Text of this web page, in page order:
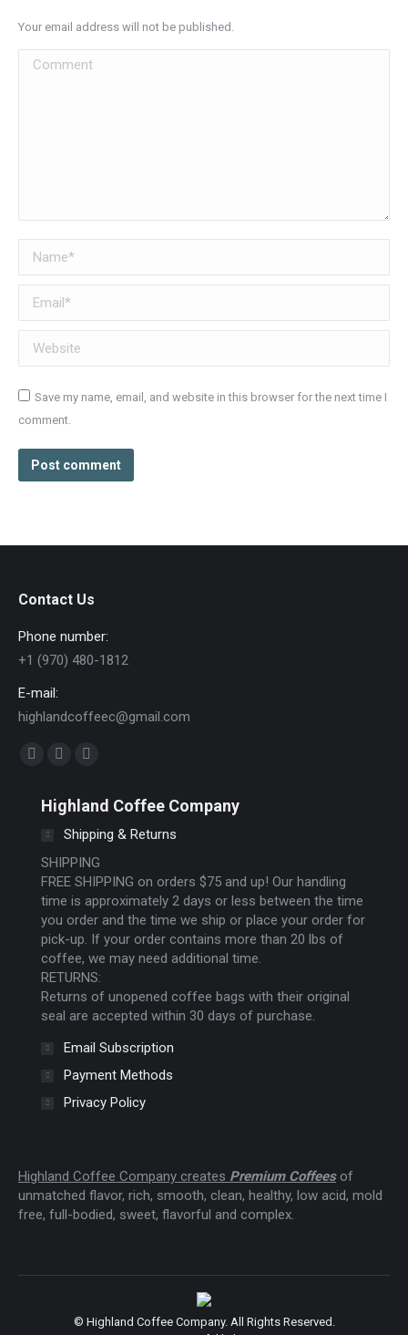
Your email address will not be published.
Comment
Name *
Email *
Website
Save my name, email, and website in this browser for the next time I
comment.
Post comment
Contact Us
Phone number:
+1 (970) 480-1812
E-mail:
highlandcoffeec@gmail.com
Find us on:
opens
new
window
opens
in
new
window
opens
in
new
window
Highland Coffee Company
Shipping & Returns
SHIPPING
FREE SHIPPING on orders $75 and up! Our handling
time is approximately 2 days or less between the time
you order and the time we ship or place your order for
pick-up. If your order contains more than 20 lbs of
coffee, we may need additional time.
RETURNS:
Returns of unopened coffee bags with their original
seal are accepted within 30 days of purchase.
Email Subscription
Payment Methods
Privacy Policy
Highland Coffee Company creates Premium Coffeesof
unmatched flavor, rich, smooth, clean, healthy, low acid, mold
free, full-bodied, sweet, flavorful and complex.
© Highland Coffee Company. All Rights Reserved.